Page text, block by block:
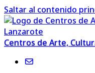
Saltar al contenido
Centros de Arte,